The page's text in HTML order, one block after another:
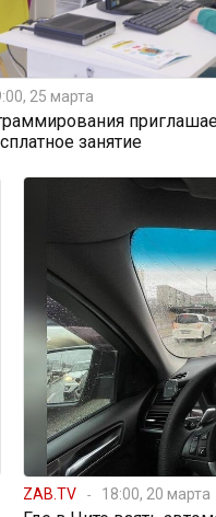
25 марта
занятие
ZAB.TV 18:00, 20 марта